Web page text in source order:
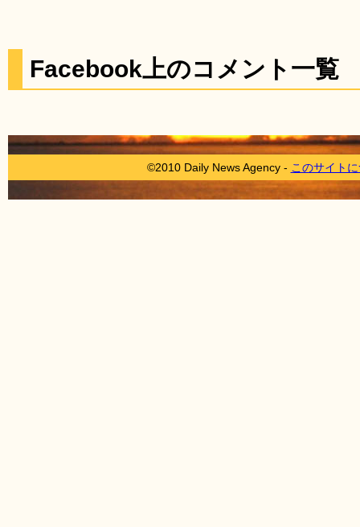
Facebook上のコメント一覧
©2010 Daily News Agency - このサイト